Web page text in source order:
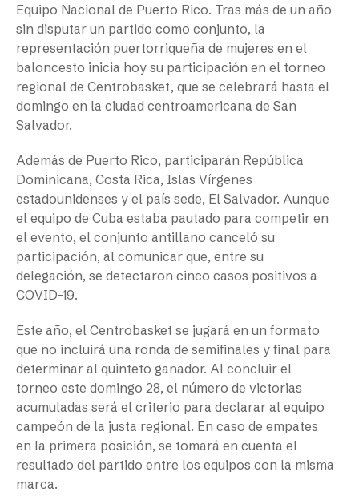
Equipo Nacional de Puerto Rico. Tras más de un año
sin disputar un partido como conjunto, la
representación puertorriqueña de mujeres en el
baloncesto inicia hoy su participación en el torneo
regional de Centrobasket, que se celebrará hasta el
domingo en la ciudad centroamericana de San
Salvador.
Además de Puerto Rico, participarán República
Dominicana, Costa Rica, Islas Vírgenes
estadounidenses y el país sede, El Salvador. Aunque
el equipo de Cuba estaba pautado para competir en
el evento, el conjunto antillano canceló su
participación, al comunicar que, entre su
delegación, se detectaron cinco casos positivos a
COVID-19.
Este año, el Centrobasket se jugará en un formato
que no incluirá una ronda de semifinales y final para
determinar al quinteto ganador. Al concluir el
torneo este domingo 28, el número de victorias
acumuladas será el criterio para declarar al equipo
campeón de la justa regional. En caso de empates
en la primera posición, se tomará en cuenta el
resultado del partido entre los equipos con la misma
marca.